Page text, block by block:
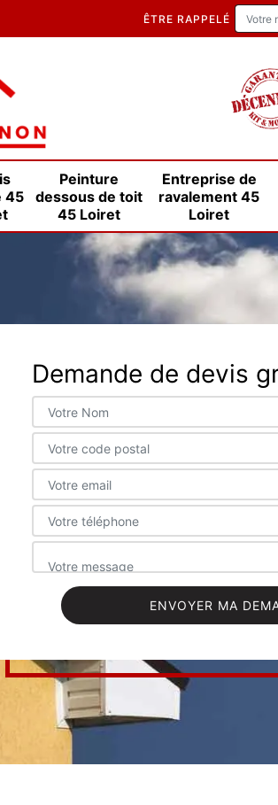
ÊTRE RAPPELÉ
45
Peinture
dessous de toit
45 Loiret
Entreprise de
ravalement 45
Loiret
Demande de devis